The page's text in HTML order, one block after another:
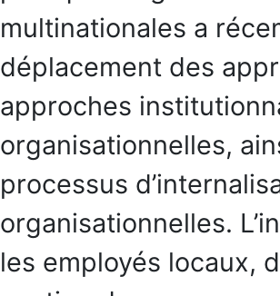
multinationales a
déplacement des
approches
organisationnelles,
processus
organisationnelles.
les employés locaux,